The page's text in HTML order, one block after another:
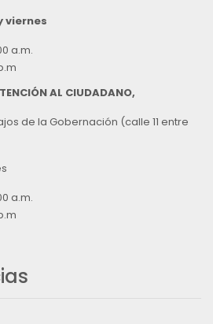
viernes
a.m.
AL CIUDADANO,
de la Gobernación (calle 11 entre
a.m.